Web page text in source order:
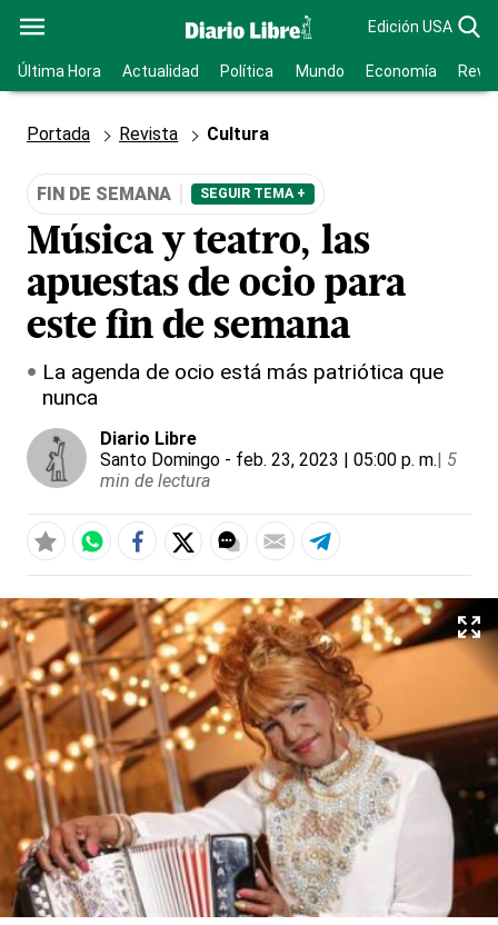
Edición USA
Última Hora Actualidad Política Mundo Economía
Portada Revista Cultura
FIN DE SEMANA SEGUIR TEMA +
Música y teatro, las
apuestas de ocio para
este fin de semana
La agenda de ocio está más patriótica que
nunca
Diario Libre
Santo Domingo - feb. 23, 2023 | 05:00 p. m.| 5
min de lectura